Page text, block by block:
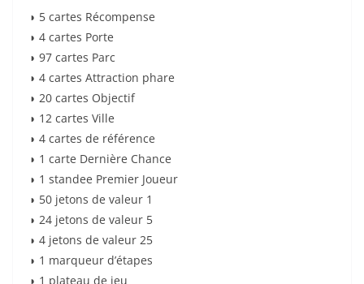
◗ 5 cartes Récompense
◗ 4 cartes Porte
◗ 97 cartes Parc
◗ 4 cartes Attraction phare
◗ 20 cartes Objectif
◗ 12 cartes Ville
◗ 4 cartes de référence
◗ 1 carte Dernière Chance
◗ 1 standee Premier Joueur
◗ 50 jetons de valeur 1
◗ 24 jetons de valeur 5
◗ 4 jetons de valeur 25
◗ 1 marqueur d’étapes
◗ 1 plateau de jeu